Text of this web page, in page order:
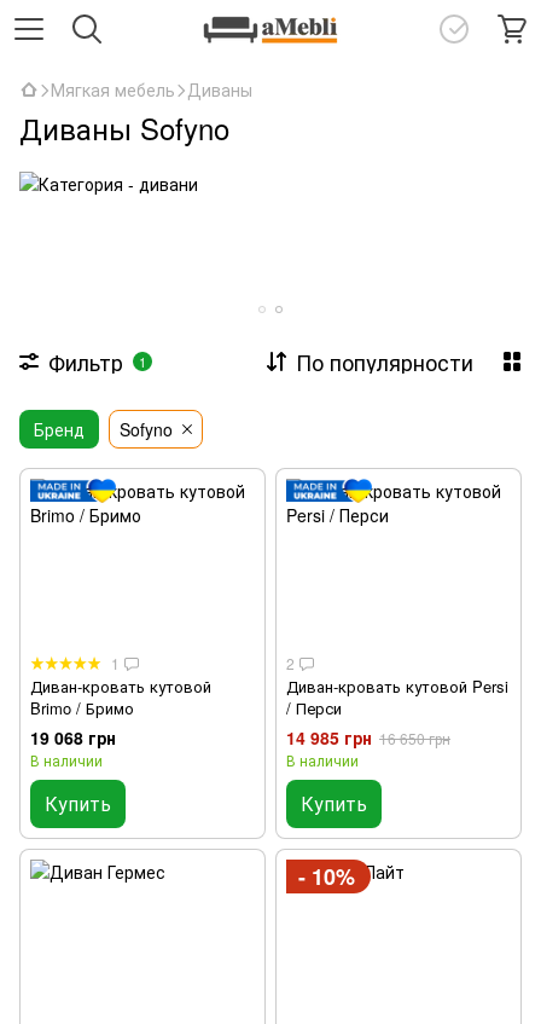
Мягкая мебель Диваны
Диваны Sofyno
Фильтр 1 По популярности
Бренд Sofyno
1
Диван-кровать кутовой
Brimo / Бримо
19 068 грн
В наличии
Купить
2
Диван-кровать кутовой Persi
/ Перси
14 985 грн 16 650 грн
В наличии
Купить
- 10%